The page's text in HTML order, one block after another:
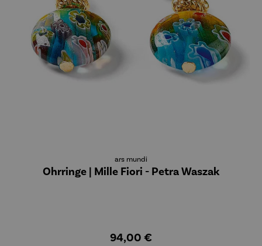
ars mundi
Ohrringe | Mille Fiori - Petra Waszak
94,00 €